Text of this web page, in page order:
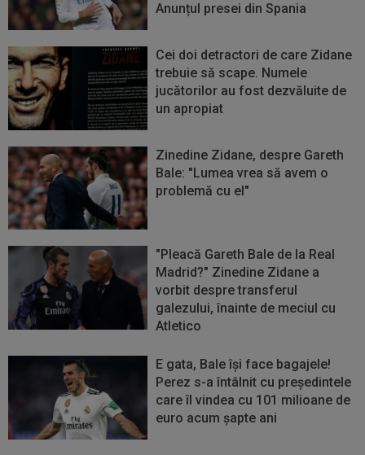
Anunțul presei din Spania
Cei doi detractori de care Zidane
trebuie să scape. Numele
jucătorilor au fost dezvăluite de
un apropiat
Zinedine Zidane, despre Gareth
Bale: "Lumea vrea să avem o
problemă cu el"
"Pleacă Gareth Bale de la Real
Madrid?" Zinedine Zidane a
vorbit despre transferul
galezului, înainte de meciul cu
Atletico
E gata, Bale își face bagajele!
Perez s-a întâlnit cu președintele
care îl vindea cu 101 milioane de
euro acum șapte ani